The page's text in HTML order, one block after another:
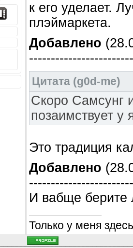
к его уделает.
плэймаркета.
Добавлено
Цитата (g0d-me)
Скоро Самсунг
позаимствует
Это традиция
Добавлено
И вабще
Только у меня